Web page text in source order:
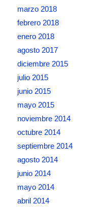
marzo 2018
febrero 2018
enero 2018
agosto 2017
diciembre 2015
julio 2015
junio 2015
mayo 2015
noviembre 2014
octubre 2014
septiembre 2014
agosto 2014
junio 2014
mayo 2014
abril 2014